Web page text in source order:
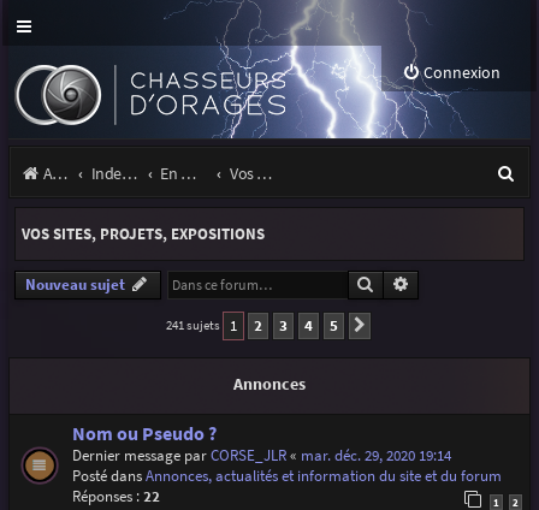
Connexion
Accueil Index du forum En marge des orages Vos sites, projets, expositions
e
r
VOS SITES, PROJETS, EXPOSITIONS
Nouveau sujet Rechercher
241 sujets 1 2 3 4 5
Annonces
Nom ou Pseudo ?
Dernier message parCORSE_JLR« mar. déc. 29, 2020 19:14
Posté dansAnnonces, actualités et information du site et du forum
Réponses :22 1 2